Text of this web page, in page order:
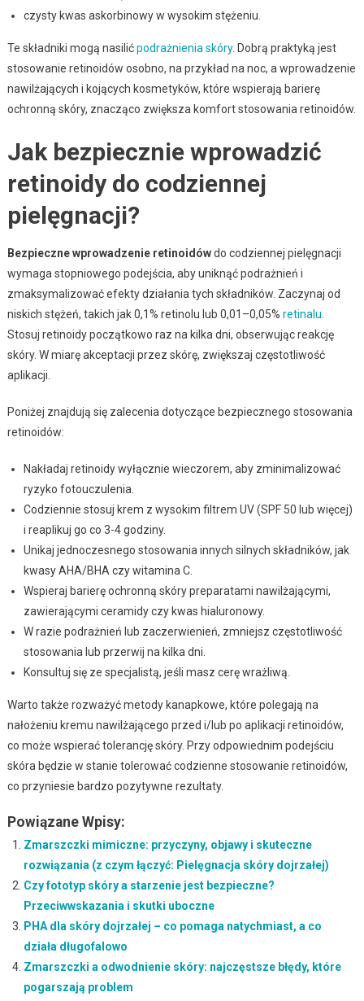
czysty kwas askorbinowy w wysokim stężeniu.
Te składniki mogą nasilićpodrażnienia skóry. Dobrą praktyką jest
stosowanie retinoidów osobno, na przykład na noc, a wprowadzenie
nawilżających i kojących kosmetyków, które wspierają barierę
ochronną skóry, znacząco zwiększa komfort stosowania retinoidów.
Jak bezpiecznie wprowadzić
retinoidy do codziennej
pielęgnacji?
Bezpieczne wprowadzenie retinoidówdo codziennej pielęgnacji
wymaga stopniowego podejścia, aby uniknąć podrażnień i
zmaksymalizować efekty działania tych składników. Zaczynaj od
niskich stężeń, takich jak 0,1% retinolu lub 0,01–0,05% retinalu
Stosuj retinoidy początkowo raz na kilka dni, obserwując reakcję
skóry. W miarę akceptacji przez skórę, zwiększaj częstotliwość
aplikacji.
Poniżej znajdują się zalecenia dotyczące bezpiecznego stosowania
retinoidów:
Nakładaj retinoidy wyłącznie wieczorem, aby zminimalizować
ryzyko fotouczulenia.
Codziennie stosuj krem z wysokim filtrem UV (SPF 50 lub więcej)
i reaplikuj go co 3-4 godziny.
Unikaj jednoczesnego stosowania innych silnych składników, jak
kwasy AHA/BHA czy witamina C.
Wspieraj barierę ochronną skóry preparatami nawilżającymi,
zawierającymi ceramidy czy kwas hialuronowy.
W razie podrażnień lub zaczerwienień, zmniejsz częstotliwość
stosowania lub przerwij na kilka dni.
Konsultuj się ze specjalistą, jeśli masz cerę wrażliwą.
Warto także rozważyć metody kanapkowe, które polegają na
nałożeniu kremu nawilżającego przed i/lub po aplikacji retinoidów,
co może wspierać tolerancję skóry. Przy odpowiednim podejściu
skóra będzie w stanie tolerować codzienne stosowanie retinoidów,
co przyniesie bardzo pozytywne rezultaty.
Powiązane Wpisy:
Zmarszczki mimiczne: przyczyny, objawy i skuteczne
rozwiązania (z czym łączyć: Pielęgnacja skóry dojrzałej)
Czy fototyp skóry a starzenie jest bezpieczne?
Przeciwwskazania i skutki uboczne
PHA dla skóry dojrzałej – co pomaga natychmiast, a co
działa długofalowo
Zmarszczki a odwodnienie skóry: najczęstsze błędy, które
pogarszają problem